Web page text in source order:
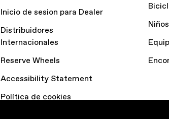
Inicio de sesion para Dealer
Distribuidores
Internacionales
Reserve Wheels
Accessibility Statement
Política de cookies
Niños